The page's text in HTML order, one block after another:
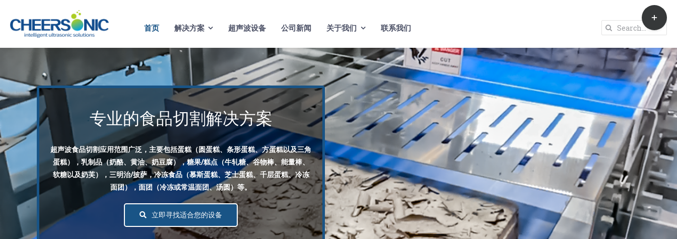
content
首页 解决方案 超声波设备 公司新闻 关于我们 联系我们
Search
专业的食品切割解决方案
超声波食品切割应用范围广泛，主要包括蛋糕（圆蛋糕、条形蛋糕、方蛋糕以及三角
蛋糕），乳制品（奶酪、黄油、奶豆腐），糖果/糕点（牛轧糖、谷物棒、能量棒、
软糖以及奶芙），三明治/披萨，冷冻食品（慕斯蛋糕、芝士蛋糕、千层蛋糕、冷冻
面团），面团（冷冻或常温面团、汤圆）等。
立即寻找适合您的设备
Toggle
Sliding
Area